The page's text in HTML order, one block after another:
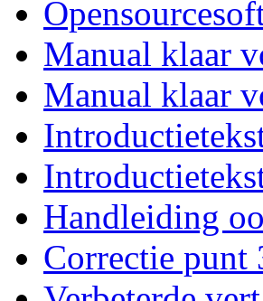
Manual klaar
Manual klaar
Handleiding
Correctie punt